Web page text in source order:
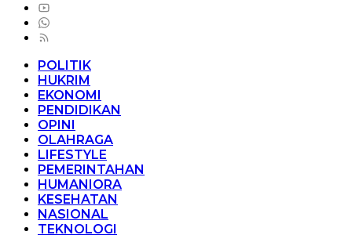
POLITIK
HUKRIM
EKONOMI
PENDIDIKAN
OPINI
OLAHRAGA
LIFESTYLE
PEMERINTAHAN
HUMANIORA
KESEHATAN
NASIONAL
TEKNOLOGI